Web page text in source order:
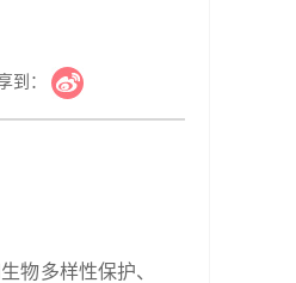
到：
物多样性保护、